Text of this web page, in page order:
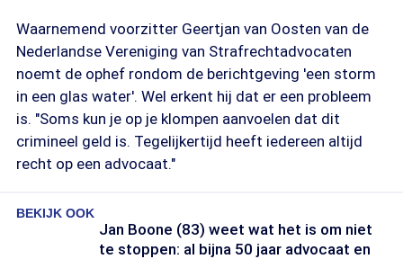
Waarnemend voorzitter Geertjan van Oosten van de
Nederlandse Vereniging van Strafrechtadvocaten
noemt de ophef rondom de berichtgeving 'een storm
in een glas water'. Wel erkent hij dat er een probleem
is. "Soms kun je op je klompen aanvoelen dat dit
crimineel geld is. Tegelijkertijd heeft iedereen altijd
recht op een advocaat."
BEKIJK OOK
Jan Boone (83) weet wat het is om niet
te stoppen: al bijna 50 jaar advocaat en